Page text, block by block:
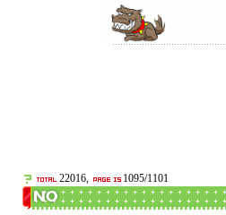
22016, 1095/1101